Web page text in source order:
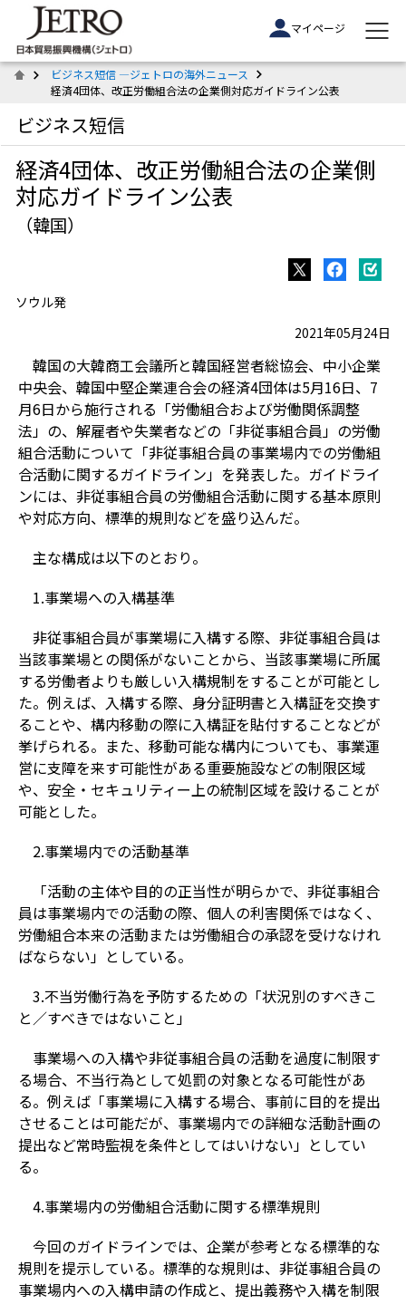
マイページ
ビジネス短信 ―ジェトロの海外ニュース
経済4団体、改正労働組合法の企業側対応ガイドライン公表
ビジネス短信
経済4団体、改正労働組合法の企業側
対応ガイドライン公表
（韓国）
ソウル発
2021年05月24日
韓国の大韓商工会議所と韓国経営者総協会、中小企業
中央会、韓国中堅企業連合会の経済4団体は5月16日、7
月6日から施行される「労働組合および労働関係調整
法」の、解雇者や失業者などの「非従事組合員」の労働
組合活動について「非従事組合員の事業場内での労働組
合活動に関するガイドライン」を発表した。ガイドライ
ンには、非従事組合員の労働組合活動に関する基本原則
や対応方向、標準的規則などを盛り込んだ。
主な構成は以下のとおり。
1.事業場への入構基準
非従事組合員が事業場に入構する際、非従事組合員は
当該事業場との関係がないことから、当該事業場に所属
する労働者よりも厳しい入構規制をすることが可能とし
た。例えば、入構する際、身分証明書と入構証を交換す
ることや、構内移動の際に入構証を貼付することなどが
挙げられる。また、移動可能な構内についても、事業運
営に支障を来す可能性がある重要施設などの制限区域
や、安全・セキュリティー上の統制区域を設けることが
可能とした。
2.事業場内での活動基準
「活動の主体や目的の正当性が明らかで、非従事組合
員は事業場内での活動の際、個人の利害関係ではなく、
労働組合本来の活動または労働組合の承認を受けなけれ
ばならない」としている。
3.不当労働行為を予防するための「状況別のすべきこ
と／すべきではないこと」
事業場への入構や非従事組合員の活動を過度に制限す
る場合、不当行為として処罰の対象となる可能性があ
る。例えば「事業場に入構する場合、事前に目的を提出
させることは可能だが、事業場内での詳細な活動計画の
提出など常時監視を条件としてはいけない」としてい
る。
4.事業場内の労働組合活動に関する標準規則
今回のガイドラインでは、企業が参考となる標準的な
規則を提示している。標準的な規則は、非従事組合員の
事業場内への入構申請の作成と、提出義務や入構を制限